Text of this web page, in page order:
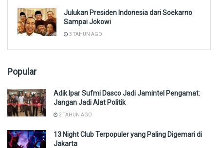
Julukan Presiden Indonesia dari Soekarno
Sampai Jokowi
3 TAHUN AGO
Popular
Adik Ipar Sufmi Dasco Jadi Jamintel Pengamat:
Jangan Jadi Alat Politik
3 TAHUN AGO
13 Night Club Terpopuler yang Paling Digemari di
Jakarta